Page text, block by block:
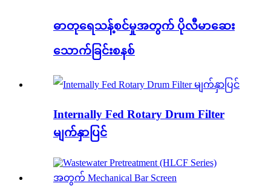
ဓာတုရေသန့်စင်မှုအတွက် ပိုလီမာဆေး
သောက်ခြင်းစနစ်
Internally Fed Rotary Drum Filter
မျက်နှာပြင်